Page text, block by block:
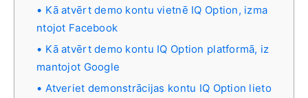
Kā atvērt demo kontu vietnē IQ Option, izma
ntojot Facebook
Kā atvērt demo kontu IQ Option platformā, iz
mantojot Google
Atveriet demonstrācijas kontu IQ Option lieto